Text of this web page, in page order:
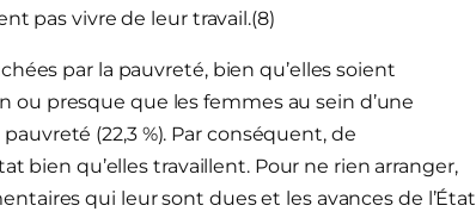
pas vivre de leur travail.(8)
par la pauvreté, bien qu’elles soient
presque que les femmes au sein d’une
(22,3 %). Par conséquent, de
bien qu’elles travaillent. Pour ne rien arranger,
qui leur sont dues et les avances de l’État